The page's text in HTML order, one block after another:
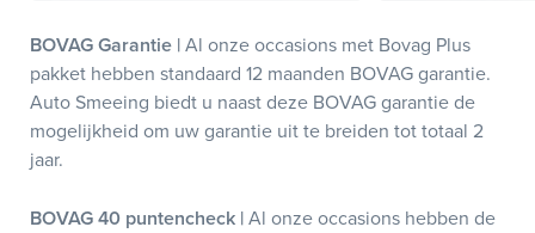
BOVAG Garantie | Al onze occasions met Bovag Plus
pakket hebben standaard 12 maanden BOVAG garantie.
Auto Smeeing biedt u naast deze BOVAG garantie de
mogelijkheid om uw garantie uit te breiden tot totaal 2
jaar.
BOVAG 40 puntencheck | Al onze occasions hebben de